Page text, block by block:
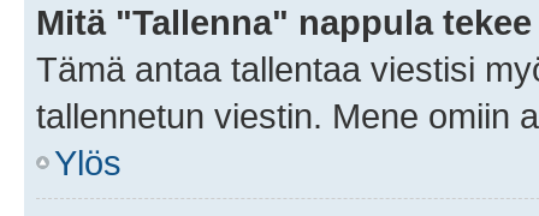
Mitä "Tallenna" nappula
Tämä antaa tallentaa viestisi
tallennetun viestin. Mene omiin
Ylös